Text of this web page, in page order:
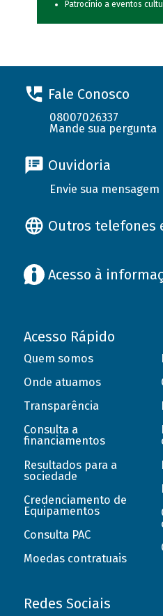
Patrocínio a eventos
Fale Conosco
08007026337
Mande sua pergunta
Ouvidoria
Envie sua mensagem
Outros telefones
Acesso à
Acesso Rápido
Quem somos
Onde atuamos
Transparência
Consulta a
financiamentos
Resultados para a
sociedade
Credenciamento de
Equipamentos
Consulta PAC
Moedas contratuais
Redes Sociais